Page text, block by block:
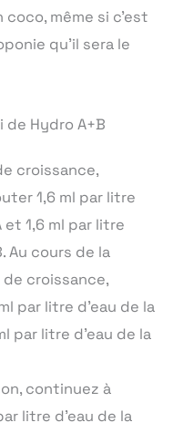
même si c’est
qu’il sera le
de Hydro A+B
croissance,
1,6 ml par litre
et 1,6 ml par litre
Au cours de la
croissance,
par litre d’eau de la
par litre d’eau de la
continuez à
litre d’eau de la